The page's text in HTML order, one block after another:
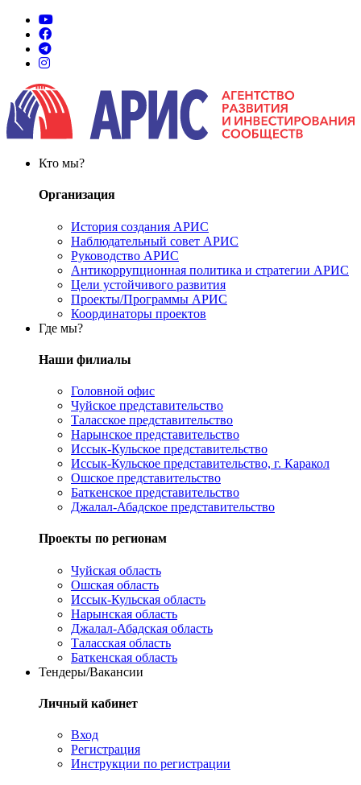
Кто мы?
Организация
История создания АРИС
Наблюдательный совет АРИС
Руководство АРИС
Антикоррупционная политика и стратегии АРИС
Цели устойчивого развития
Проекты/Программы АРИС
Координаторы проектов
Где мы?
Наши филиалы
Головной офис
Чуйское представительство
Таласское представительство
Нарынское представительство
Иссык-Кульское представительство
Иссык-Кульское представительство, г. Каракол
Ошское представительство
Баткенское представительство
Джалал-Абадское представительство
Проекты по регионам
Чуйская область
Ошская область
Иссык-Кульская область
Нарынская область
Джалал-Абадская область
Таласская область
Баткенская область
Тендеры/Вакансии
Личный кабинет
Вход
Регистрация
Инструкции по регистрации